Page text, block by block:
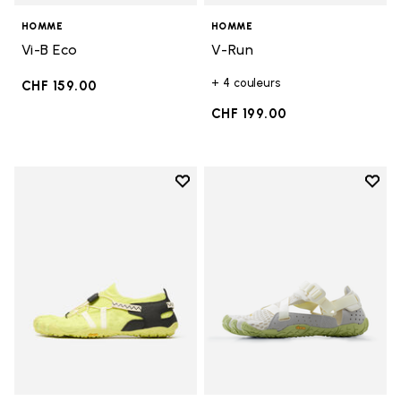
HOMME
Vi-B Eco
CHF 159.00
HOMME
V-Run
+ 4 couleurs
CHF 199.00
Add to wishlist
Add